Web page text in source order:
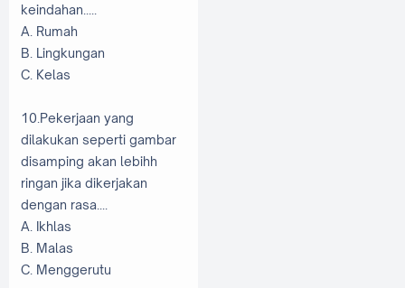
keindahan.....
A. Rumah
B. Lingkungan
C. Kelas
10.Pekerjaan yang
dilakukan seperti gambar
disamping akan lebihh
ringan jika dikerjakan
dengan rasa....
A. Ikhlas
B. Malas
C. Menggerutu